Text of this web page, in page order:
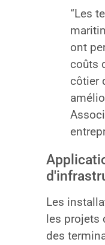
“Les
ont
coûts
côtier
Les
les projets
des